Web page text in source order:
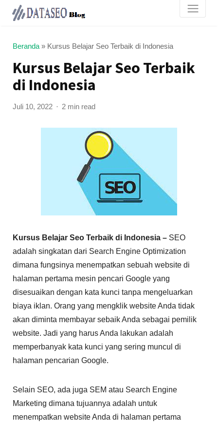
Beranda » Kursus Belajar Seo Terbaik di Indonesia
Kursus Belajar Seo Terbaik
di Indonesia
Juli 10, 2022 2 min read
Kursus Belajar Seo Terbaik di Indonesia – SEO
adalah singkatan dari Search Engine Optimization
dimana fungsinya menempatkan sebuah website di
halaman pertama mesin pencari Google yang
disesuaikan dengan kata kunci tanpa mengeluarkan
biaya iklan. Orang yang mengklik website Anda tidak
akan diminta membayar sebaik Anda sebagai pemilik
website. Jadi yang harus Anda lakukan adalah
memperbanyak kata kunci yang sering muncul di
halaman pencarian Google.
Selain SEO, ada juga SEM atau Search Engine
Marketing dimana tujuannya adalah untuk
menempatkan website Anda di halaman pertama